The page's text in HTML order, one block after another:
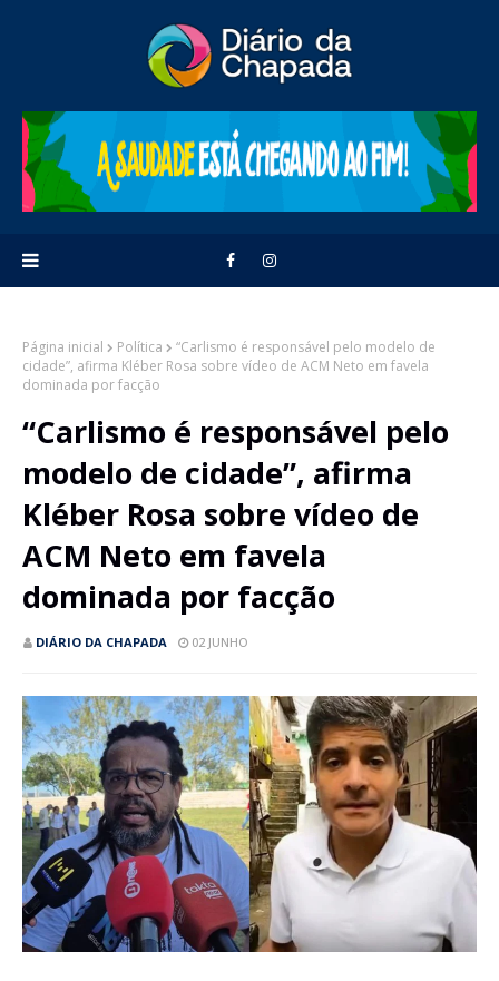
Página inicial Política
“Carlismo é responsável pelo modelo de
cidade”, afirma Kléber Rosa sobre vídeo de ACM Neto em favela
dominada por facção
“Carlismo é responsável pelo
modelo de cidade”, afirma
Kléber Rosa sobre vídeo de
ACM Neto em favela
dominada por facção
DIÁRIO DA CHAPADA 02 JUNHO